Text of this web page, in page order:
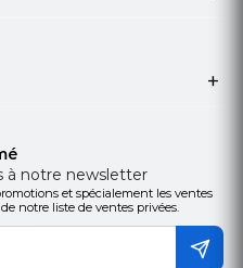
à notre newsletter
et spécialement les ventes
notre liste de ventes privées.